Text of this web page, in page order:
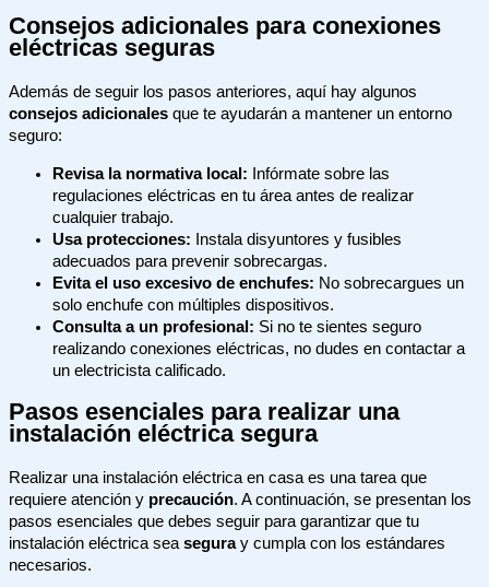
Consejos adicionales para conexiones
eléctricas seguras
Además de seguir los pasos anteriores, aquí hay algunos
consejos adicionales que te ayudarán a mantener un entorno
seguro:
Revisa la normativa local: Infórmate sobre las
regulaciones eléctricas en tu área antes de realizar
cualquier trabajo.
Usa protecciones: Instala disyuntores y fusibles
adecuados para prevenir sobrecargas.
Evita el uso excesivo de enchufes: No sobrecargues un
solo enchufe con múltiples dispositivos.
Consulta a un profesional: Si no te sientes seguro
realizando conexiones eléctricas, no dudes en contactar a
un electricista calificado.
Pasos esenciales para realizar una
instalación eléctrica segura
Realizar una instalación eléctrica en casa es una tarea que
requiere atención y precaución. A continuación, se presentan los
pasos esenciales que debes seguir para garantizar que tu
instalación eléctrica seaseguray cumpla con los estándares
necesarios.